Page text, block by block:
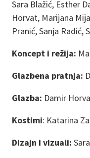
Sara Blažić, Esther
Horvat, Marijana
Pranić, Sanja Radić,
Koncept i režija:
Glazbena pratnja:
Glazba: Damir
Kostimi: Katarina
Dizajn i vizuali: